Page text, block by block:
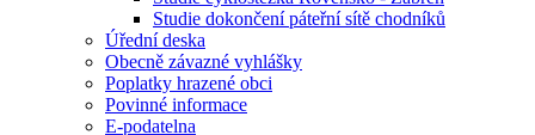
Studie dokončení páteřní sítě chodníků
Úřední deska
Obecně závazné vyhlášky
Poplatky hrazené obci
Povinné informace
E-podatelna